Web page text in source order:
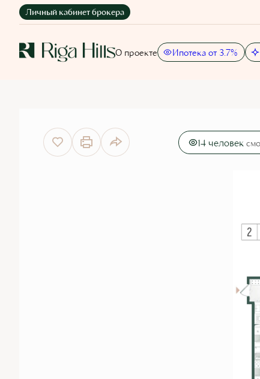
Личный кабинет брокера
О проекте Ипотека от 3.7%
2-комнатная 75.5 м2
21 327 338 руб.
17 584 390 руб.Ипотекаот 102
14 человек